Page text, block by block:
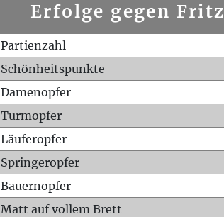
Erfolge gegen Fritz
Partienzahl
Schönheitspunkte
Damenopfer
Turmopfer
Läuferopfer
Springeropfer
Bauernopfer
Matt auf vollem Brett